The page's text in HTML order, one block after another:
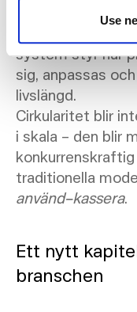
Use
värdeskapande
utvecklas när
system styr hur
sig, anpassas
livslängd.
Cirkularitet blir
i skala – den blir
konkurrenskraftig
traditionella
använd–kassera.
Ett nytt
branschen